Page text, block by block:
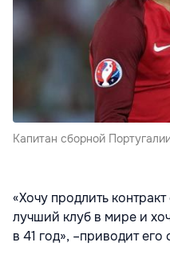
Капитан сборной
«Хочу продлить
лучший клуб в мире и
в 41 год», –приводит его